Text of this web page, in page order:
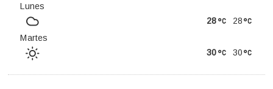
Lunes
28
28
Martes
30
30